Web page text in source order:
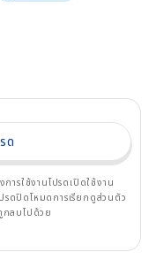
ด
ารใช้งานโปรดเปิดใช้งาน
ดปิดโหมดการเรียกดูส่วนตัว
กลบไปด้วย